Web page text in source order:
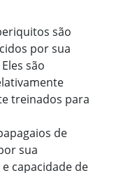
são
por sua
são
treinados para
de
sua
capacidade de